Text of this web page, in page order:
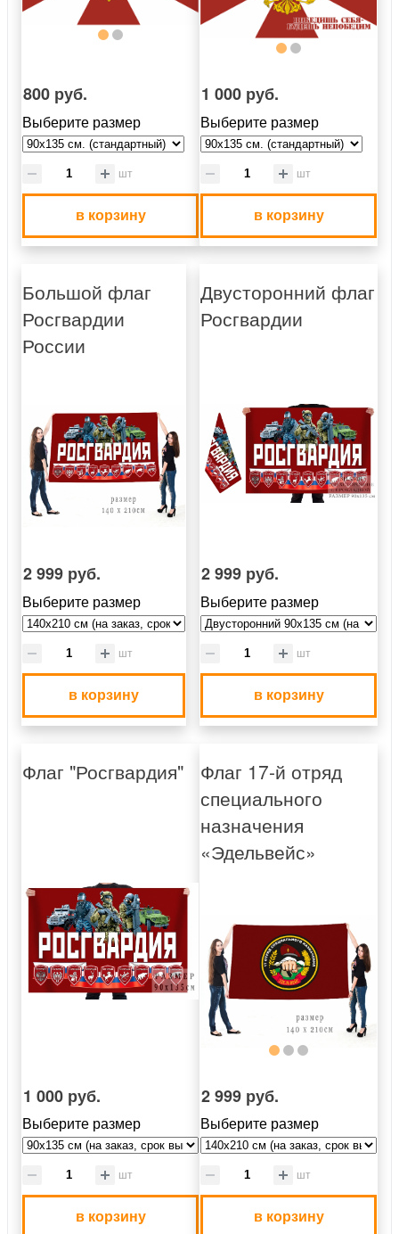
800 руб.
Выберите размер
шт
в корзину
1 000 руб.
Выберите размер
шт
в корзину
Большой флаг
Росгвардии
России
2 999 руб.
Выберите размер
шт
в корзину
Двусторонний флаг
Росгвардии
2 999 руб.
Выберите размер
шт
в корзину
Флаг "Росгвардия"
1 000 руб.
Выберите размер
шт
в корзину
Флаг 17-й отряд
специального
назначения
«Эдельвейс»
2 999 руб.
Выберите размер
шт
в корзину